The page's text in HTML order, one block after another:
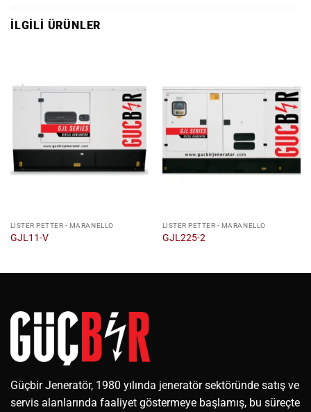
İLGILI ÜRÜNLER
LISTER PETTER - MARANELLO
GJL11-V
LISTER PETTER - MARANELLO
GJL225-2
Güçbir Jeneratör, 1980 yılında jeneratör sektöründe satış ve
servis alanlarında faaliyet göstermeye başlamış, bu süreçte